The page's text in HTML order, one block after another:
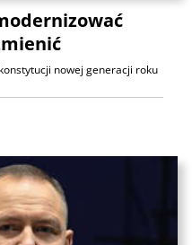
nowej generacji roku